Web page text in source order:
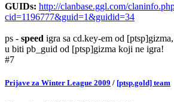
GUIDs: http://clanbase.ggl.com/
cid=1196777&guid=1&guidid=34
ps - speed igra sa cd.key-em od
u biti pb_guid od [ptsp]gizma koji ne igra!
#7
Prijave za Winter League 2009 / [ptsp.gold] team